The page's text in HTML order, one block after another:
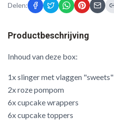
Delen:
Productbeschrijving
Inhoud van deze box:
1x slinger met vlaggen "sweets"
2x roze pompom
6x cupcake wrappers
6x cupcake toppers